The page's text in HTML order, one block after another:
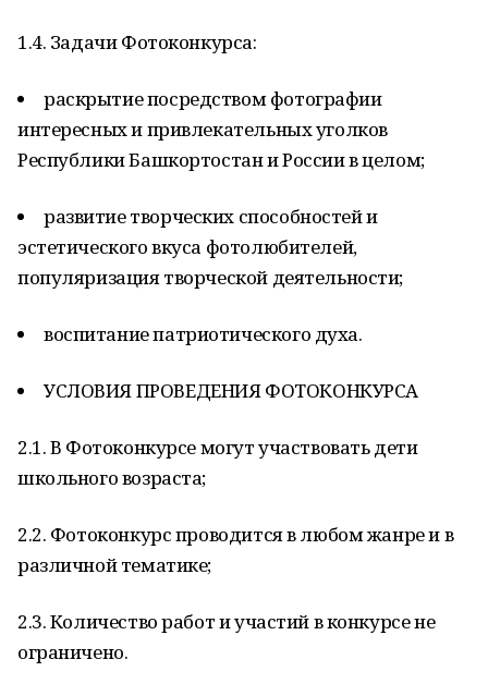
1.4. Задачи Фотоконкурса:
раскрытие посредством фотографии
интересных и привлекательных уголков
Республики Башкортостан и России в целом;
развитие творческих способностей и
эстетического вкуса фотолюбителей,
популяризация творческой деятельности;
воспитание патриотического духа.
УСЛОВИЯ ПРОВЕДЕНИЯ ФОТОКОНКУРСА
2.1. В Фотоконкурсе могут участвовать дети
школьного возраста;
2.2. Фотоконкурс проводится в любом жанре и в
различной тематике;
2.3. Количество работ и участий в конкурсе не
ограничено.